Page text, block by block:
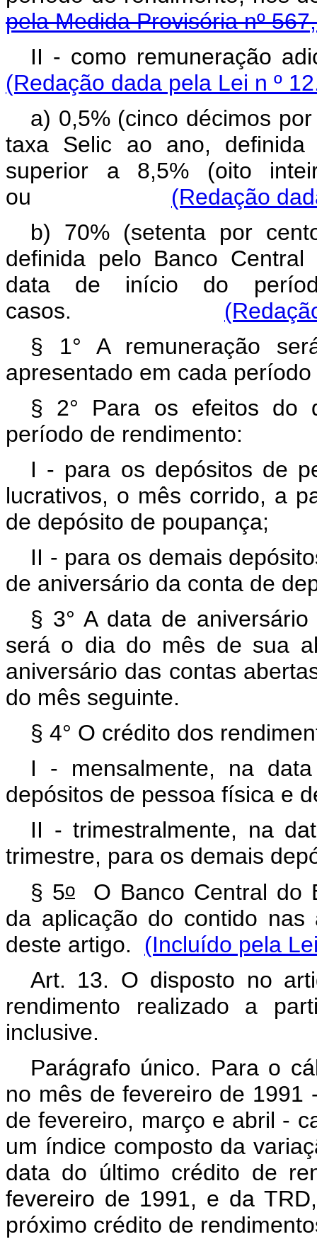
pela Medida Provisória nº
II - como
(Redação dada pela Lei n º
a) 0,5% (cinco décimos
taxa Selic ao ano,
superior a 8,5% (oito
ou (Redação
b) 70% (setenta por
definida pelo Banco
data de início do
casos.
§ 1° A remuneração
apresentado em cada
§ 2° Para os efeitos do
período de rendimento:
I - para os depósitos de
lucrativos, o mês corrido, a
de depósito de poupança;
II - para os demais
de aniversário da conta de
§ 3° A data de
será o dia do mês de sua
aniversário das contas
do mês seguinte.
§ 4° O crédito dos
I - mensalmente, na
depósitos de pessoa física e
II - trimestralmente, na
trimestre, para os demais
§ 5o O Banco Central do
da aplicação do contido
deste artigo. (Incluído pela
Art. 13. O disposto no
rendimento realizado a
inclusive.
Parágrafo único. Para o
no mês de fevereiro de 1991
de fevereiro, março e abril -
um índice composto da
data do último crédito de
fevereiro de 1991, e da
próximo crédito de